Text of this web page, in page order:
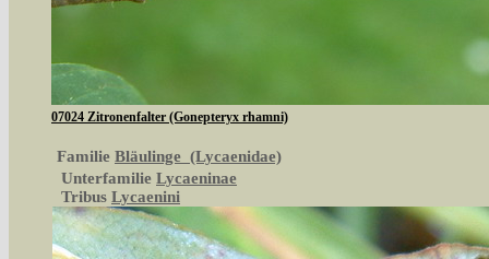
07024 Zitronenfalter (Gonepteryx rhamni)
Familie Bläulinge (Lycaenidae)
Unterfamilie Lycaeninae
Tribus Lycaenini